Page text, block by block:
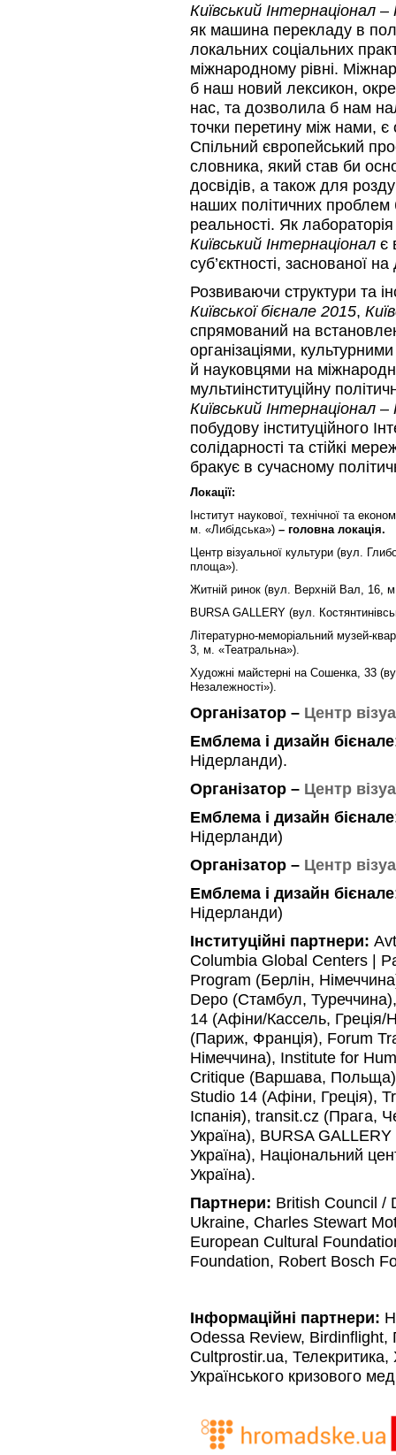
Київський Інтернаціонал –
як машина перекладу в
локальних соціальних
міжнародному рівні.
б наш новий лексикон,
нас, та дозволила б нам
точки перетину між нами, є
Спільний європейський
словника, який став би
досвідів, а також для
наших політичних проблем
реальності. Як
Київський Інтернаціонал є
суб’єктності, заснованої
Розвиваючи структури та
Київської бієнале 2015,
спрямований на
організаціями,
й науковцями на
мультиінституційну
Київський Інтернаціонал –
побудову інституційного
солідарності та стійкі
бракує в сучасному
Локації:
Інститут наукової, технічної та
м. «Либідська») – головна локація.
Центр візуальної культури (вул.
площа»).
Житній ринок (вул. Верхній Вал, 16,
BURSA GALLERY (вул.
Літературно-меморіальний музей-
3, м. «Театральна»).
Художні майстерні на Сошенка, 33
Незалежності»).
Організатор – Центр
Емблема і дизайн бієнале
Нідерланди).
Організатор – Центр
Емблема і дизайн бієнале
Нідерланди)
Організатор – Центр
Емблема і дизайн бієнале
Нідерланди)
Інституційні партнери:
Columbia Global Centers |
Program (Берлін,
Depo (Стамбул,
14 (Афіни/Кассель,
(Париж, Франція), Forum
Німеччина), Institute for
Critique (Варшава,
Studio 14 (Афіни, Греція),
Іспанія), transit.cz (Прага,
Україна), BURSA
Україна), Національний
Україна).
Партнери: British Council /
Ukraine, Charles Stewart
European Cultural
Foundation, Robert Bosch
Інформаційні партнери:
Odessa Review, Birdinflight,
Cultprostir.ua,
Українського кризового